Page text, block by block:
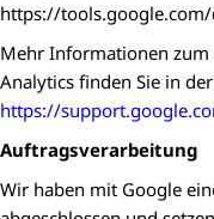
https://
Mehr Informationen
Analytics finden Sie in
https://
Auftragsverarbeitung
Wir haben mit Google